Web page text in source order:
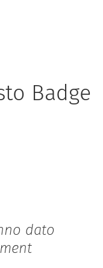
Badge
dato